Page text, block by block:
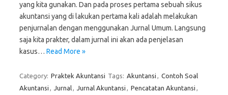
yang kita gunakan. Dan pada proses pertama sebuah sikus
akuntansi yang di lakukan pertama kali adalah melakukan
penjurnalan dengan menggunakan Jurnal Umum. Langsung
saja kita prakter, dalam jurnal ini akan ada penjelasan
kasus… Read More »
Category: Praktek Akuntansi Tags: Akuntansi , Contoh Soal
Akuntansi , Jurnal, Jurnal Akuntansi , Pencatatan Akuntansi ,